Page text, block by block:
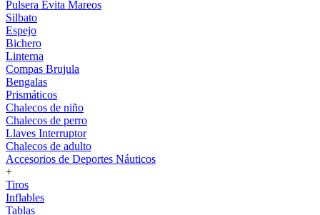
Pulsera Evita Mareos
Silbato
Espejo
Bichero
Linterna
Compas Brujula
Bengalas
Prismáticos
Chalecos de niño
Chalecos de perro
Llaves Interruptor
Chalecos de adulto
Accesorios de Deportes Náuticos
+
Tiros
Inflables
Tablas